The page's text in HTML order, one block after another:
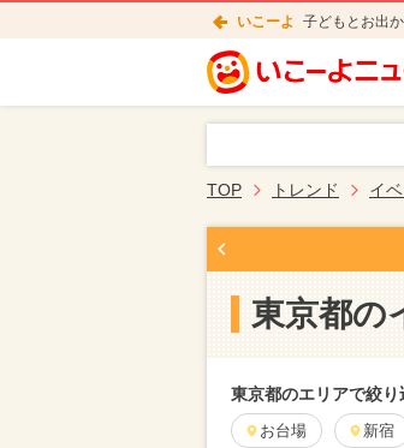
いこーよ 子どもとお出
TOP トレンド イ
東京都の
東京都のエリアで絞り
お台場 新宿